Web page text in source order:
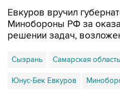
Евкуров вручил
Минобороны РФ за
решении задач,
Сызрань Самарская область
Юнус-Бек Евкуров